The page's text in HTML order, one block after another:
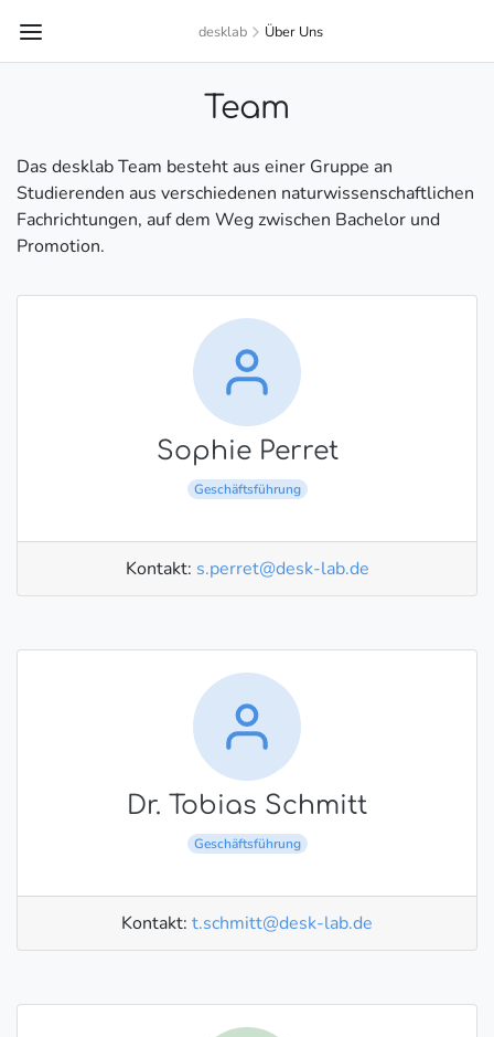
desklab Über Uns
Team
Das desklab Team besteht aus einer Gruppe an
Studierenden aus verschiedenen naturwissenschaftlichen
Fachrichtungen, auf dem Weg zwischen Bachelor und
Promotion.
Sophie Perret
Geschäftsführung
Kontakt: s.perret@desk-lab.de
Dr. Tobias Schmitt
Geschäftsführung
Kontakt: t.schmitt@desk-lab.de